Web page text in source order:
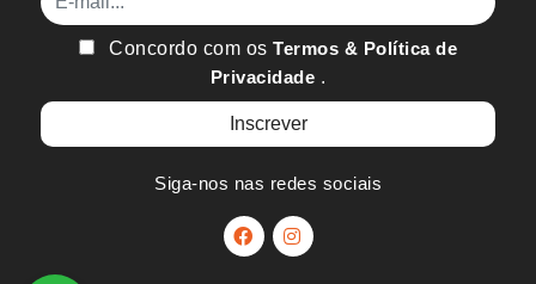
Concordo com osTermos & Política de
Privacidade .
Siga-nos nas redes sociais